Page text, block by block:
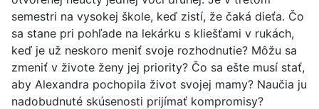
semestri na vysokej škole, keď zistí, že čaká dieťa. Čo
sa stane pri pohľade na lekárku s kliešťami v rukách,
keď je už neskoro meniť svoje rozhodnutie? Môžu sa
zmeniť v živote ženy jej priority? Čo sa ešte musí stať,
aby Alexandra pochopila život svojej mamy? Naučia ju
nadobudnuté skúsenosti prijímať kompromisy?